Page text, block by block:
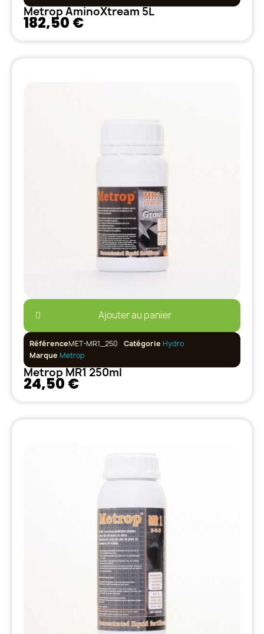
Metrop AminoXtream 5L
182,50 €
Ajouter au panier
RéférenceMET-MR1_250 Catégorie Hydro
Marque Metrop
Metrop MR1 250ml
24,50 €